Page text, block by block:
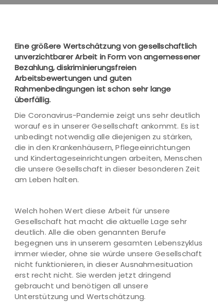
Eine größere Wertschätzung von gesellschaftlich
unverzichtbarer Arbeit in Form von angemessener
Bezahlung, diskriminierungsfreien
Arbeitsbewertungen und guten
Rahmenbedingungen ist schon sehr lange
überfällig.
Die Coronavirus-Pandemie zeigt uns sehr deutlich
worauf es in unserer Gesellschaft ankommt. Es ist
unbedingt notwendig alle diejenigen zu stärken,
die in den Krankenhäusern, Pflegeeinrichtungen
und Kindertageseinrichtungen arbeiten, Menschen
die unsere Gesellschaft in dieser besonderen Zeit
am Leben halten.
Welch hohen Wert diese Arbeit für unsere
Gesellschaft hat macht die aktuelle Lage sehr
deutlich. Alle die oben genannten Berufe
begegnen uns in unserem gesamten Lebenszyklus
immer wieder, ohne sie würde unsere Gesellschaft
nicht funktionieren, in dieser Ausnahmesituation
erst recht nicht. Sie werden jetzt dringend
gebraucht und benötigen all unsere
Unterstützung und Wertschätzung.